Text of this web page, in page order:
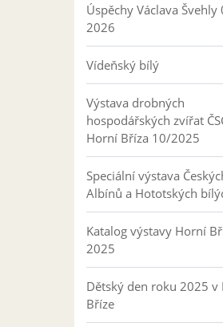
Úspěchy Václava Švehly
2026
Vídeňský bílý
Výstava drobných
hospodářských zvířat
Horní Bříza 10/2025
Speciální výstava
Albínů a Hototských
Katalog výstavy Horní
2025
Dětský den roku 2025 v
Bříze